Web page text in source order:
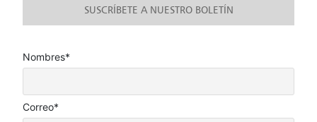
SUSCRÍBETE A NUESTRO BOLETÍN
Nombres*
Correo*